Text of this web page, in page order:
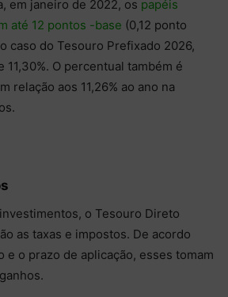
em janeiro de 2022, os papéis
até 12 pontos -base (0,12 ponto
caso do Tesouro Prefixado 2026,
O percentual também é
relação aos 11,26% ao ano na
o Tesouro Direto
as taxas e impostos. De acordo
e o prazo de aplicação, esses tomam